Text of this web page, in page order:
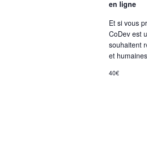
en ligne
Et si vous
CoDev est
souhaitent
et
40€